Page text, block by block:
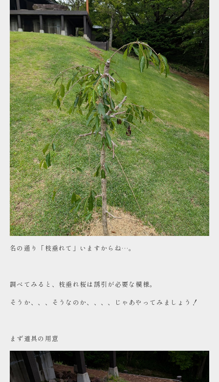
名の通り「枝垂れて」いますからね…。
調べてみると、枝垂れ桜は誘引が必要な模様。
そうか、、、そうなのか、、、、じゃあやってみましょう！
まず道具の用意